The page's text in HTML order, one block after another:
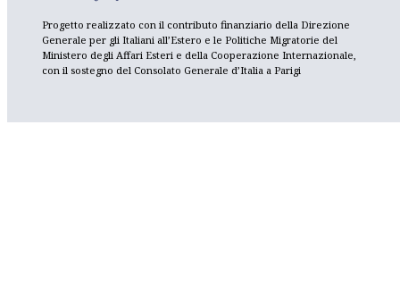
Progetto realizzato con il contributo finanziario della Direzione
Generale per gli Italiani all’Estero e le Politiche Migratorie del
Ministero degli Affari Esteri e della Cooperazione Internazionale,
con il sostegno del Consolato Generale d’Italia a Parigi